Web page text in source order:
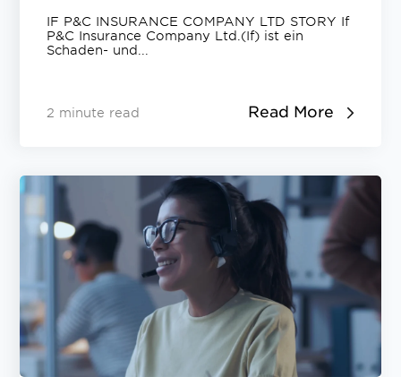
verbessert die Kundenerfahrung
mit ElevēoCall Recording und
QMS
IF P&C INSURANCE COMPANY LTD STORY If
P&C Insurance Company Ltd.(If) ist ein
Schaden- und...
2 minute read Read More